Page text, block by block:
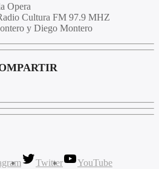
Opera
Cultura FM 97.9 MHZ
y Diego Montero
Twitter
YouTube